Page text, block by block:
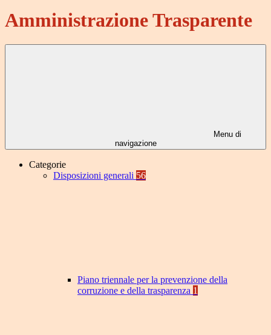
Amministrazione Trasparente
Menu di
navigazione
Categorie
Disposizioni generali 56
Piano triennale per la prevenzione della
corruzione e della trasparenza 1